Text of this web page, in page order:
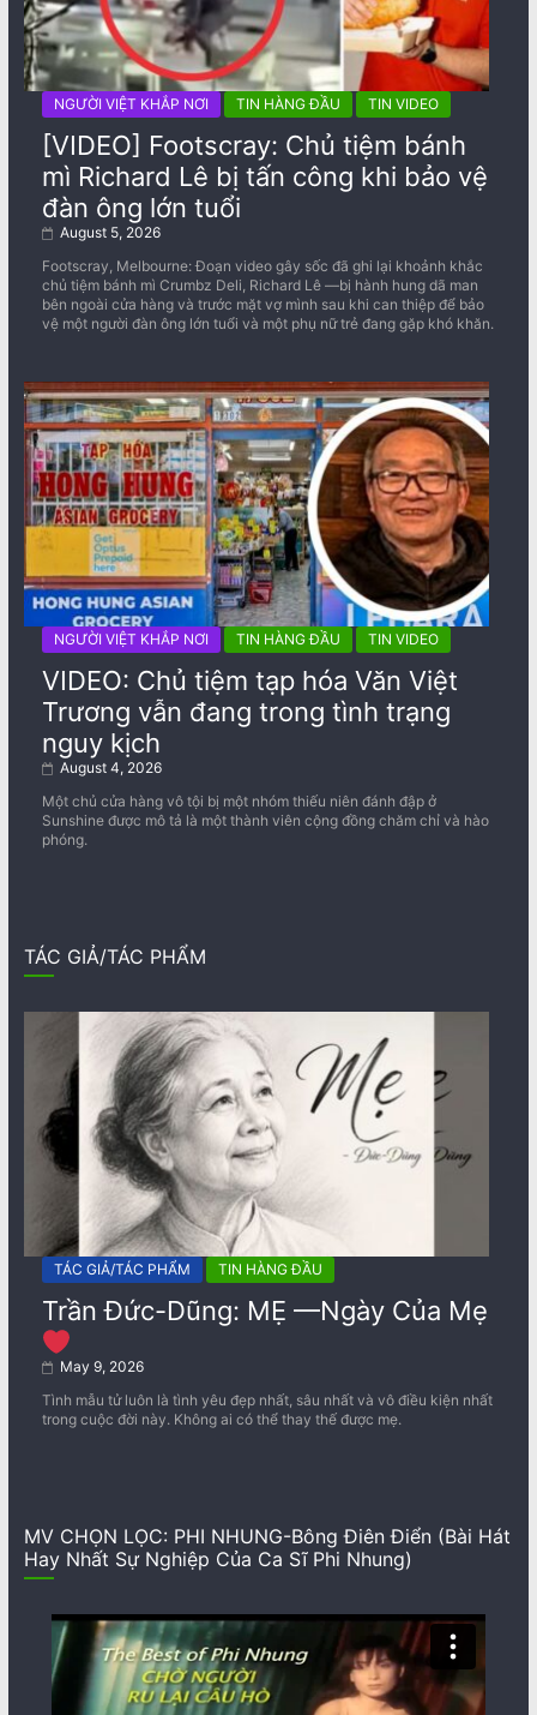
NGƯỜI VIỆT KHẮP NƠI TIN HÀNG ĐẦU TIN VIDEO
[VIDEO] Footscray: Chủ tiệm bánh
mì Richard Lê bị tấn công khi bảo vệ
đàn ông lớn tuổi
August 5, 2026
Footscray, Melbourne: Đoạn video gây sốc đã ghi lại khoảnh khắc
chủ tiệm bánh mì Crumbz Deli, Richard Lê —bị hành hung dã man
bên ngoài cửa hàng và trước mặt vợ mình sau khi can thiệp để bảo
vệ một người đàn ông lớn tuổi và một phụ nữ trẻ đang gặp khó khăn.
NGƯỜI VIỆT KHẮP NƠI TIN HÀNG ĐẦU TIN VIDEO
VIDEO: Chủ tiệm tạp hóa Văn Việt
Trương vẫn đang trong tình trạng
nguy kịch
August 4, 2026
Một chủ cửa hàng vô tội bị một nhóm thiếu niên đánh đập ở
Sunshine được mô tả là một thành viên cộng đồng chăm chỉ và hào
phóng.
TÁC GIẢ/TÁC PHẨM
TÁC GIẢ/TÁC PHẨM TIN HÀNG ĐẦU
Trần Đức-Dũng: MẸ —Ngày Của Mẹ
May 9, 2026
Tình mẫu tử luôn là tình yêu đẹp nhất, sâu nhất và vô điều kiện nhất
trong cuộc đời này. Không ai có thể thay thế được mẹ.
MV CHỌN LỌC: PHI NHUNG-Bông Điên Điển (Bài Hát
Hay Nhất Sự Nghiệp Của Ca Sĩ Phi Nhung)